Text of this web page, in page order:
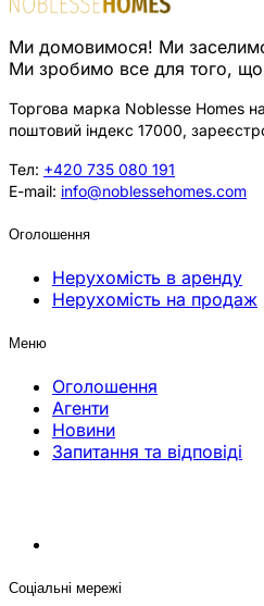
Ми домовимося! Ми
Ми зробимо все для того,
Торгова марка Noblesse Homes
поштовий індекс 17000,
Тел: +420 735 080 191
E-mail: info@noblessehomes.com
Оголошення
Нерухомість в аренду
Нерухомість на продаж
Меню
Оголошення
Агенти
Новини
Запитання та відповіді
Соціальні мережі